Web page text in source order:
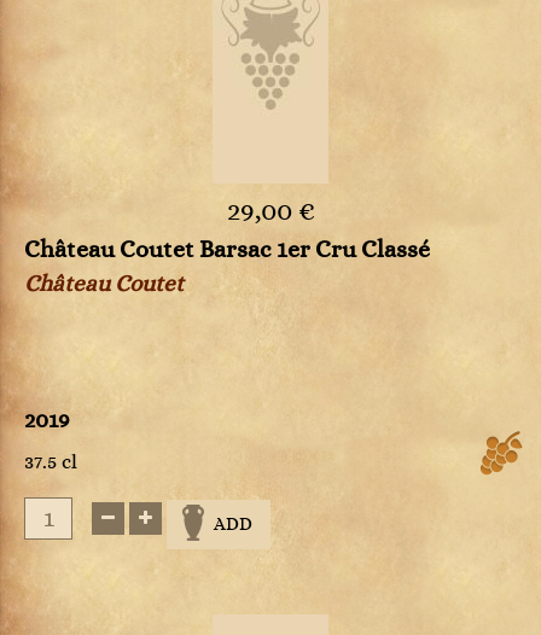
29,00 €
Château Coutet Barsac 1er Cru Classé
Château Coutet
2019
37.5 cl
ADD